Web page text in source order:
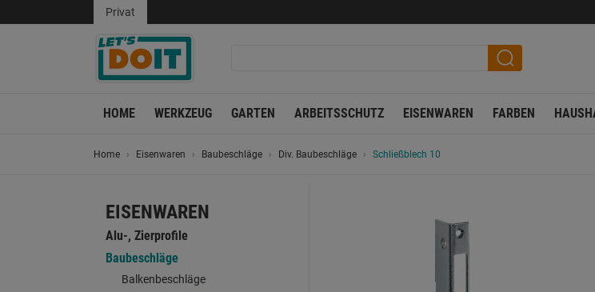
Privat
HOME WERKZEUG GARTEN ARBEITSSCHUTZ EISENWAREN FARBEN
Home Eisenwaren Baubeschläge Div. Baubeschläge Schließblech 10
EISENWAREN
Alu-, Zierprofile
Baubeschläge
Balkenbeschläge